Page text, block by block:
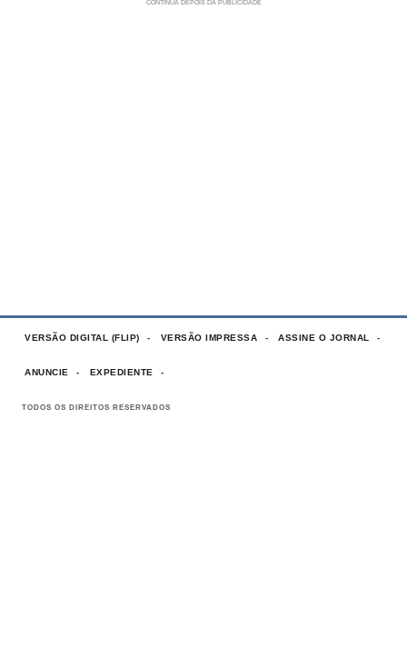
VERSÃO DIGITAL (FLIP) VERSÃO IMPRESSA ASSINE O JORNAL
ANUNCIE EXPEDIENTE
TODOS OS DIREITOS RESERVADOS